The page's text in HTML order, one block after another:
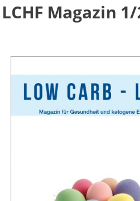
LCHF Magazin